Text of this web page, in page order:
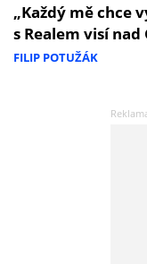
„Každý mě chce
s Realem visí
FILIP POTUŽÁK